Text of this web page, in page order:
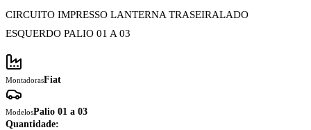
CIRCUITO IMPRESSO LANTERNA TRASEIRALADO
ESQUERDO PALIO 01 A 03
MontadorasFiat
ModelosPalio 01 a 03
Quantidade: